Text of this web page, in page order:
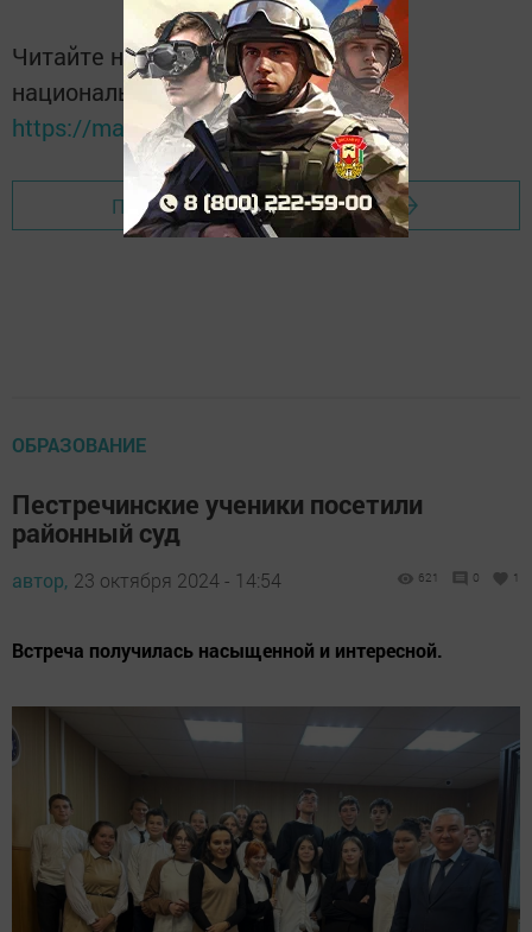
Читайте новости Татарстана в
национальном мессенджере MАХ:
https://max.ru/tatmedia
Перейти на страницу новости
ОБРАЗОВАНИЕ
Пестречинские ученики посетили
районный суд
автор, 23 октября 2024 - 14:54 621 0 1
Встреча получилась насыщенной и интересной.